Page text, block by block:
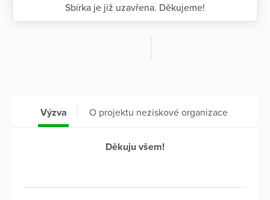
Sbírka je již uzavřena. Děkujeme!
Výzva O projektu neziskové organizace
Děkuju všem!